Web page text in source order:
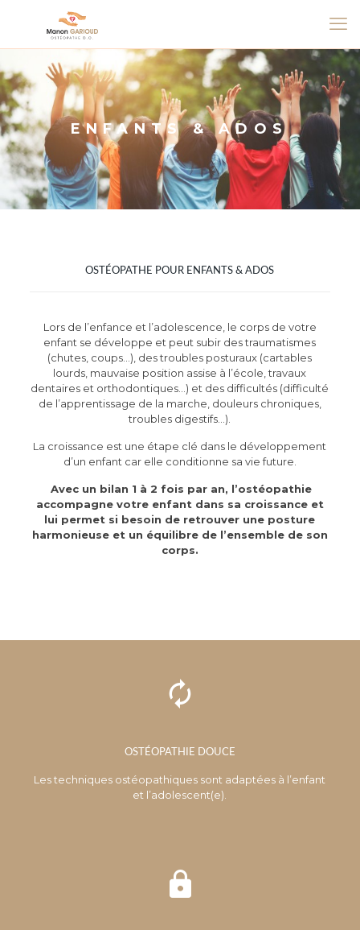
ENFANTS & ADOS
OSTÉOPATHE POUR ENFANTS & ADOS
Lors de l’enfance et l’adolescence, le corps de votre
enfant se développe et peut subir des traumatismes
(chutes, coups…), des troubles posturaux (cartables
lourds, mauvaise position assise à l’école, travaux
dentaires et orthodontiques…) et des difficultés (difficulté
de l’apprentissage de la marche, douleurs chroniques,
troubles digestifs…).
La croissance est une étape clé dans le développement
d’un enfant car elle conditionne sa vie future.
Avec un bilan 1 à 2 fois par an, l’ostéopathie
accompagne votre enfant dans sa croissance et
lui permet si besoin de retrouver une posture
harmonieuse et un équilibre de l’ensemble de son
corps.
OSTÉOPATHIE DOUCE
Les techniques ostéopathiques sont adaptées à l’enfant
et l’adolescent(e).